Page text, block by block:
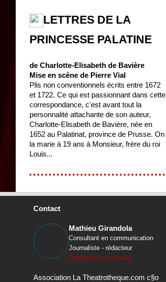
LETTRES DE LA
PRINCESSE PALATINE
de Charlotte-Elisabeth de Bavière
Mise en scène de Pierre Vial
Plis non conventionnels écrits entre 1672
et 1722. Ce qui est passionnant dans cette
correspondance, c'est avant tout la
personnalité attachante de son auteur,
Charlotte-Elisabeth de Bavière, née en
1652 au Palatinat, province de Prusse. On
la marie à 19 ans à Monsieur, frère du roi
Louis...
Contact
Mathieu Girandola
Consultant en communication
Journaliste - rédacteur
Rejoignez mon réseau
Association La Theatrotheque.com c§o